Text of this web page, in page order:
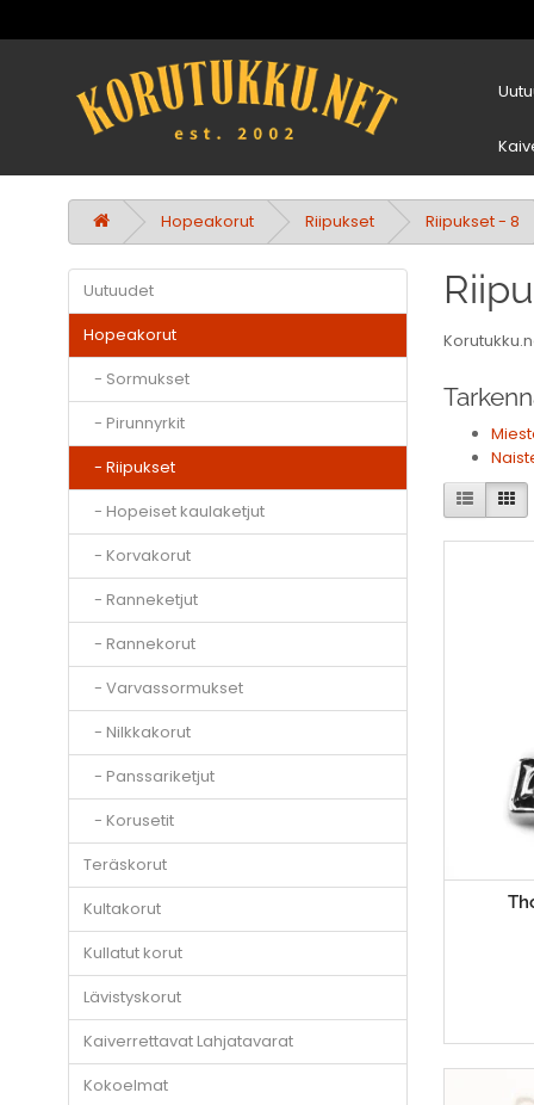
Hopeakorut Riipukset Riipukset - 8
Uutuudet
Hopeakorut
- Sormukset
- Pirunnyrkit
- Riipukset
- Hopeiset kaulaketjut
- Korvakorut
- Ranneketjut
- Rannekorut
- Varvassormukset
- Nilkkakorut
- Panssariketjut
- Korusetit
Teräskorut
Kultakorut
Kullatut korut
Lävistyskorut
Kaiverrettavat Lahjatavarat
Kokoelmat